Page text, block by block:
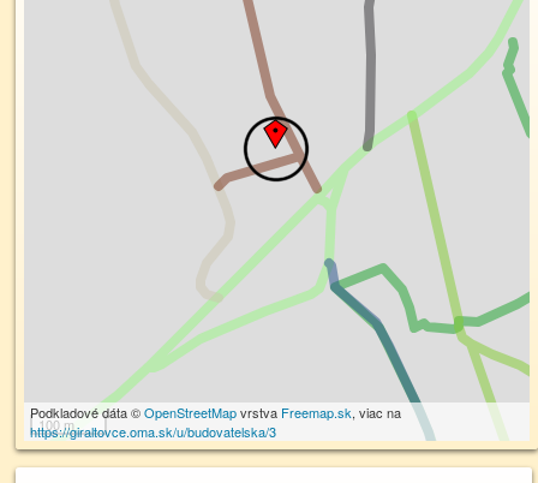
100 m
Podkladové dáta ©OpenStreetMapvrstva Freemap.sk, viac na
https://giraltovce.oma.sk/u/budovatelska/3